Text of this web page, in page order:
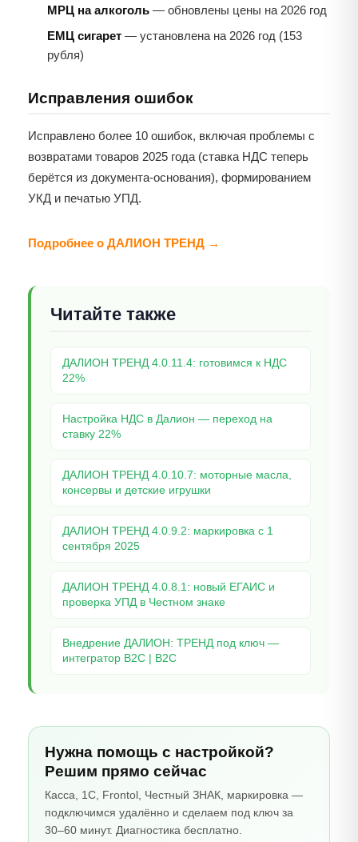
МРЦ на алкоголь — обновлены цены на 2026 год
ЕМЦ сигарет — установлена на 2026 год (153
рубля)
Исправления ошибок
Исправлено более 10 ошибок, включая проблемы с
возвратами товаров 2025 года (ставка НДС теперь
берётся из документа-основания), формированием
УКД и печатью УПД.
Подробнее о ДАЛИОН ТРЕНД →
Читайте также
ДАЛИОН ТРЕНД 4.0.11.4: готовимся к НДС
22%
Настройка НДС в Далион — переход на
ставку 22%
ДАЛИОН ТРЕНД 4.0.10.7: моторные масла,
консервы и детские игрушки
ДАЛИОН ТРЕНД 4.0.9.2: маркировка с 1
сентября 2025
ДАЛИОН ТРЕНД 4.0.8.1: новый ЕГАИС и
проверка УПД в Честном знаке
Внедрение ДАЛИОН: ТРЕНД под ключ —
интегратор B2C | B2C
Нужна помощь с настройкой?
Решим прямо сейчас
Касса, 1С, Frontol, Честный ЗНАК, маркировка —
подключимся удалённо и сделаем под ключ за
30–60 минут. Диагностика бесплатно.